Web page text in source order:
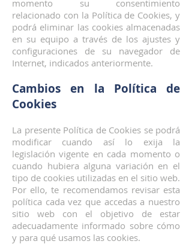
momento su consentimiento
relacionado con la Política de Cookies, y
podrá eliminar las cookies almacenadas
en su equipo a través de los ajustes y
configuraciones de su navegador de
Internet, indicados anteriormente.
Cambios en la Política de
Cookies
La presente Política de Cookies se podrá
modificar cuando así lo exija la
legislación vigente en cada momento o
cuando hubiera alguna variación en el
tipo de cookies utilizadas en el sitio web.
Por ello, te recomendamos revisar esta
política cada vez que accedas a nuestro
sitio web con el objetivo de estar
adecuadamente informado sobre cómo
y para qué usamos las cookies.